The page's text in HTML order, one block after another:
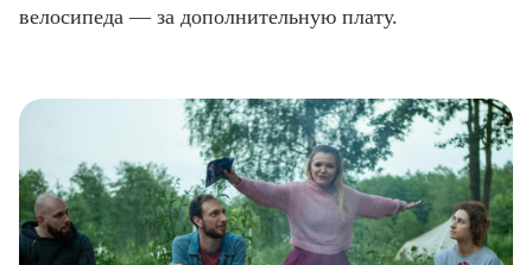
велосипеда — за дополнительную плату.